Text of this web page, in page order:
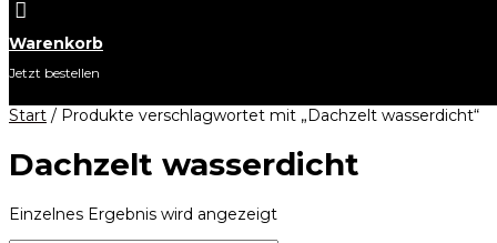

Warenkorb
Jetzt bestellen
Start / Produkte verschlagwortet mit „Dachzelt wasserdicht“
Dachzelt wasserdicht
Einzelnes Ergebnis wird angezeigt